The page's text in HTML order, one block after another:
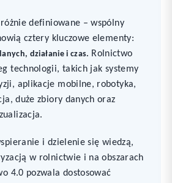
definiowane – wspólny
cztery kluczowe elementy:
działanie i czas. Rolnictwo
technologii, takich jak systemy
aplikacje mobilne, robotyka,
duże zbiory danych oraz
i dzielenie się wiedzą,
w rolnictwie i na obszarach
4.0 pozwala dostosować